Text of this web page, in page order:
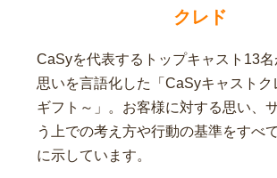
クレド
CaSyを代表するトップキャスト13
思いを言語化した「CaSyキャストク
ギフト～」。お客様に対する思い、
う上での考え方や行動の基準をすべ
に示しています。